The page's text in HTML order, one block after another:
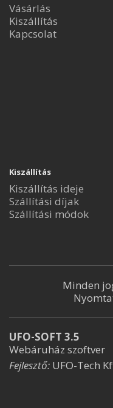
Vásárlás
Kiszállítás
Kapcsolat
Kiszállítás
Kiszállítás ideje
Szállítási díjak
Szállítási módok
Minden
UFO-SOFT 3.5
Webáruház szoftver
Fejlesztő: UFO-Tech